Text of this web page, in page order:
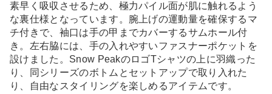
素早く吸収させるため、極力パイル面が肌に触れるよう
な裏仕様となっています。腕上げの運動量を確保するマ
チ付きで、袖口は手の甲までカバーするサムホール付
き。左右脇には、手の入れやすいファスナーポケットを
設けました。Snow PeakのロゴTシャツの上に羽織った
り、同シリーズのボトムとセットアップで取り入れた
り、自由なスタイリングを楽しめるアイテムです。